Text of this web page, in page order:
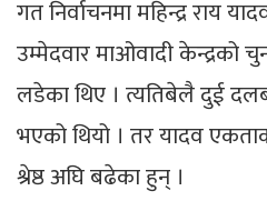
गत निर्वाचनमा महिन्द्र राय
उम्मेदवार माओवादी केन्द्रको
लडेका थिए । त्यतिबेलै दुई
भएको थियो । तर यादव
श्रेष्ठ अघि बढेका हुन् ।